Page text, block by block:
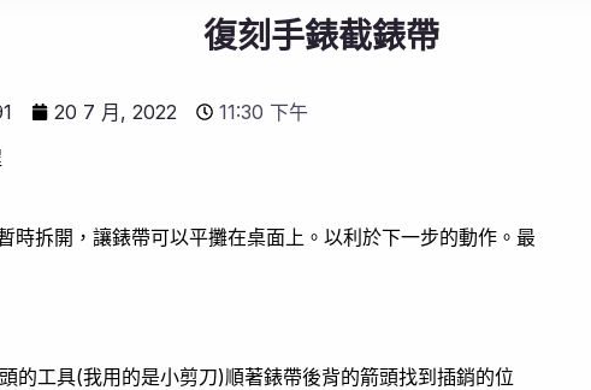
復刻手錶截錶帶
20 7 月, 2022
11:30 下午
時拆開，讓錶帶可以平攤在桌面上。以利於下一步的動作。最
的工具(我用的是小剪刀)順著錶帶後背的箭頭找到插銷的位